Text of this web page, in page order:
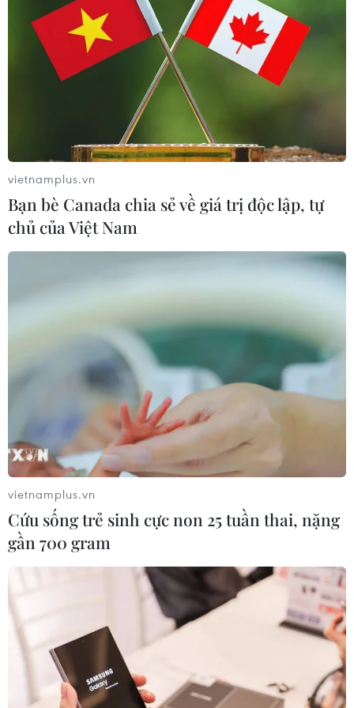
Thứ trưởng Phan Thị Thắng thăm, động viên lực
lượng tìm kiếm hài cốt liệt sĩ tại Công viên Lê Thị
Riêng
Cựu Trưởng ban quản lý chung cư lừa bán căn
hộ tái định cư, chiếm đoạt hơn 2 tỷ đồng
Hiện trường vụ ghe gỗ phát nổ trên sông
Sài Gòn khiến một người thiệt mạng
KINH TẾ
vietnamplus.vn
Bạn bè Canada chia sẻ về giá trị độc lập, tự
chủ của Việt Nam
vietnamplus.vn
Cứu sống trẻ sinh cực non 25 tuần thai, nặng
gần 700 gram